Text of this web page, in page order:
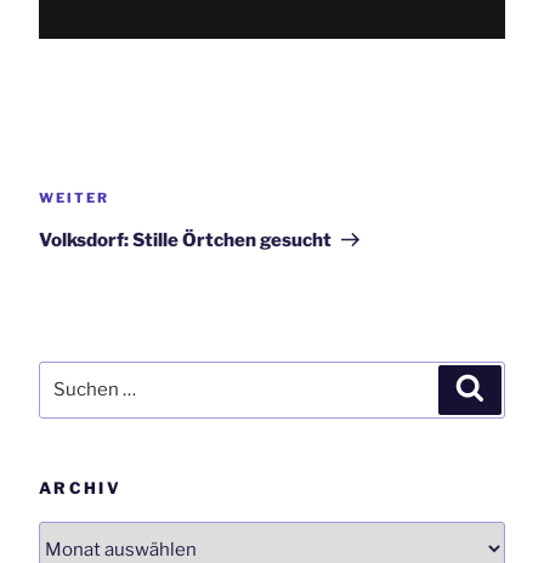
Nächster
WEITER
Volksdorf: Stille Örtchen gesucht
nach:
ARCHIV